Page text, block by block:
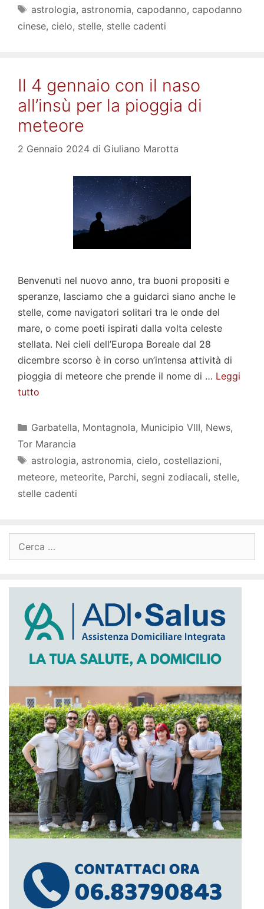
Tag
astrologia, astronomia, capodanno, capodanno
cinese, cielo, stelle, stelle cadenti
Il 4 gennaio con il naso
all’insù per la pioggia di
meteore
2 Gennaio 2024 di Giuliano Marotta
Benvenuti nel nuovo anno, tra buoni propositi e
speranze, lasciamo che a guidarci siano anche le
stelle, come navigatori solitari tra le onde del
mare, o come poeti ispirati dalla volta celeste
stellata. Nei cieli dell’Europa Boreale dal 28
dicembre scorso è in corso un’intensa attività di
pioggia di meteore che prende il nome di … Leggi
tutto
Categorie
Garbatella, Montagnola, Municipio VIII, News,
Tor Marancia
Tag
astrologia, astronomia, cielo, costellazioni,
meteore, meteorite, Parchi, segni zodiacali, stelle,
stelle cadenti
per: